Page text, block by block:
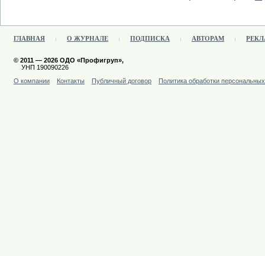
ГЛАВНАЯ О ЖУРНАЛЕ ПОДПИСКА АВТОРАМ
© 2011 — 2026 ОДО «Профигруп»,
УНП 190090226
О компании
Контакты Публичный договор Политика обработки